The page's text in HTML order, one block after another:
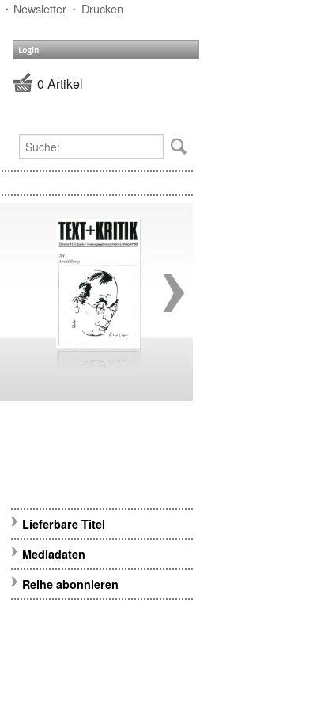
Newsletter Drucken
Login
0 Artikel
Lieferbare Titel
Mediadaten
Reihe abonnieren